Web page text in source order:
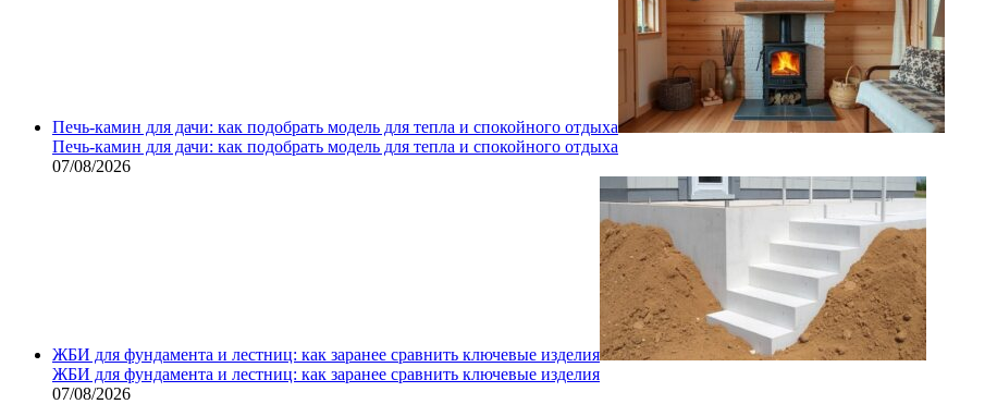
Печь-камин для дачи: как подобрать модель для тепла и спокойного отдыха
Печь-камин для дачи: как подобрать модель для тепла и спокойного отдыха
07/08/2026
ЖБИ для фундамента и лестниц: как заранее сравнить ключевые изделия
ЖБИ для фундамента и лестниц: как заранее сравнить ключевые изделия
07/08/2026